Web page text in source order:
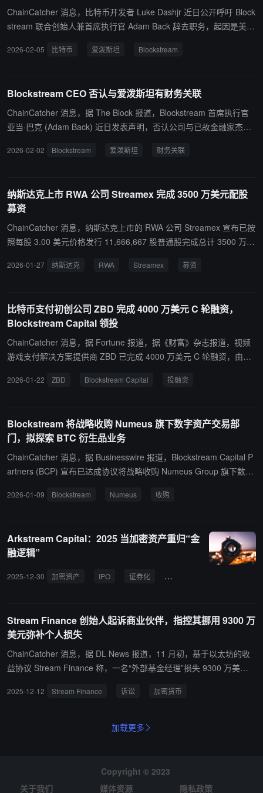
ChainCatcher 消息，比特币开发者 Luke Dashjr 近日公开呼吁 Block
stream 联合创始人兼首席执行官 Adam Back 辞去职务，起因是美国
pstein 曾通过与 MIT Media Lab 相关的基金间接参与 Blockstream
Adam Back 长期存在的分歧，包括其本人未被认可为 Blockstream
联合创始人的历史争议。相关文件还提及 Epstein 与 Coinbase、Tet
her 等加密公司存在联系，其中 Epstein 曾于 2014 年向 Coinbase
何直接或间接的财务关系，但未回应是否曾访问 Epstein 的私人岛
2026-02-05 比特币 爱泼斯坦 Blockstream
Blockstream CEO 否认与爱泼斯坦有财务关联
ChainCatcher 消息，据 The Block 报道，Blockstream 首席执行官
亚当·巴克 (Adam Back) 近日发表声明，否认公司与已故金融家杰弗
系。此声明发布于美国司法部公开数百万页爱泼斯坦相关文件后，其
基金曾持有 Blockstream 少数股份，但后来已完全撤资。新解封文件
还揭示爱泼斯坦与多位加密货币行业人士有联系，并曾提议创建基于
比特币技术的数字货币。 此前消息，新近曝光的爱泼斯坦文件显示，
爱泼斯坦参与了比特币基础设施公司 Blockstream 的种子轮融资，该
0 万美元。
2026-02-02 Blockstream 爱泼斯坦 财务关联
纳斯达克上市 RWA 公司 Streamex 完成 3500 万美元配股
募资
ChainCatcher 消息，纳斯达克上市的 RWA 公司 Streamex 宣布已按
照每股 3.00 美元价格发行 11,666,667 股普通股完成总计 3500 万美
策略），并作为营运资金及满足一般企业用途。 此外，公司已授予承
2026-01-27 纳斯达克 RWA Streamex 募资
比特币支付初创公司 ZBD 完成 4000 万美元 C 轮融资，
Blockstream Capital 领投
ChainCatcher 消息，据 Fortune 报道，据《财富》杂志报道，视频
游戏支付解决方案提供商 ZBD 已完成 4000 万美元 C 轮融资，由早
投入 3600 万美元。 这家新泽西州的初创公司专注于为游戏开发者提
推出更全面的支付产品套件。
2026-01-22 ZBD Blockstream Capital 投融资
Blockstream 将战略收购 Numeus 旗下数字资产交易部
门，拟探索 BTC 衍生品业务
ChainCatcher 消息，据 Businesswire 报道，Blockstream Capital P
artners (BCP) 宣布已达成协议将战略收购 Numeus Group 旗下数字
完成后 BCP 拟探索专注于收益生成的特定比特币衍生品交易策略，
2026-01-09 Blockstream Numeus 收购
Arkstream Capital：2025 当加密资产重归“金
融逻辑”
2025-12-30 加密资产 IPO 证券化 资产负债表
Stream Finance 创始人起诉商业伙伴，指控其挪用 9300 万
美元弥补个人损失
ChainCatcher 消息，据 DL News 报道，11 月初，基于以太坊的收
益协议 Stream Finance 称，一名“外部基金经理”损失 9300 万美元
m Trading Corp. 名义起诉，指控佐治亚州居民 Ryan DeMattia 个人
aleb McMeans 未履行今年 1 月接管协议及品牌时所签协议，目前请
“运营挑战”于 2024 年 11 月关闭。McMeans 提出收购后，按协议将
2025-12-12 Stream Finance 诉讼 加密货币
加载更多
Copyright © 2023
关于我们
媒体资源 隐私政策